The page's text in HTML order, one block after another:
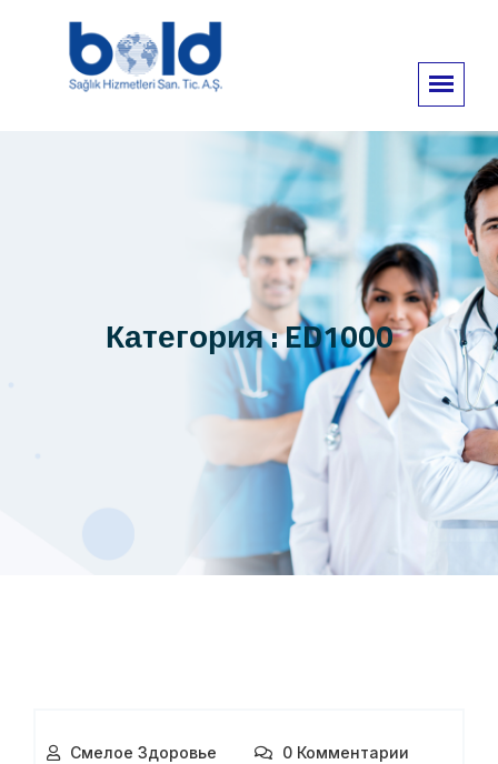
Категория : ED1000
Смелое Здоровье 0 Комментарии